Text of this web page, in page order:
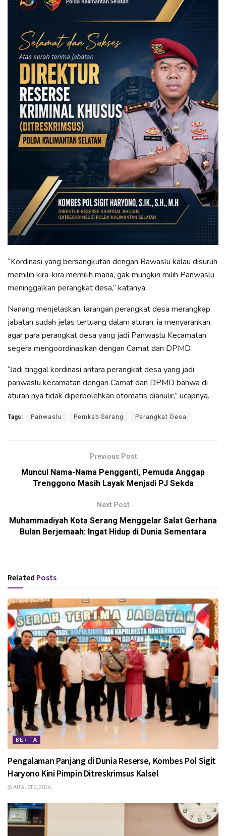
“Kordinasi yang bersangkutan dengan Bawaslu kalau disuruh
memilih kira-kira memilih mana, gak mungkin milih Panwaslu
meninggalkan perangkat desa,” katanya.
Nanang menjelaskan, larangan perangkat desa merangkap
jabatan sudah jelas tertuang dalam aturan, ia menyarankan
agar para perangkat desa yang jadi Panwaslu Kecamatan
segera mengoordinasikan dengan Camat dan DPMD.
“Jadi tinggal kordinasi antara perangkat desa yang jadi
panwaslu kecamatan dengan Camat dan DPMD bahwa di
aturan nya tidak diperbolehkan otomatis dianulir,” ucapnya.
Tags: Panwaslu Pemkab-Serang Perangkat Desa
Previous Post
Muncul Nama-Nama Pengganti, Pemuda Anggap
Trenggono Masih Layak Menjadi PJ Sekda
Next Post
Muhammadiyah Kota Serang Menggelar Salat Gerhana
Bulan Berjemaah: Ingat Hidup di Dunia Sementara
Related Posts
BERITA
Pengalaman Panjang di Dunia Reserse, Kombes Pol Sigit
Haryono Kini Pimpin Ditreskrimsus Kalsel
AUGUST 2, 2026